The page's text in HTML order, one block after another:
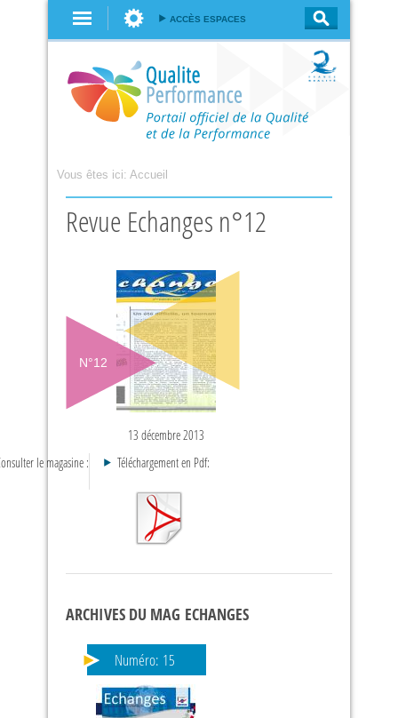
ACCÈS ESPACES
Vous êtes ici: Accueil
Revue Echanges n°12
N°12
13 décembre 2013
le magasine :
Téléchargement en Pdf:
ARCHIVES DU MAG ECHANGES
Numéro: 15